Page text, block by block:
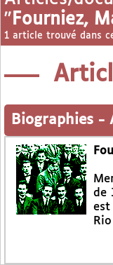
" Fourniez,
1 article trouvé dans
Biographies -
de
est